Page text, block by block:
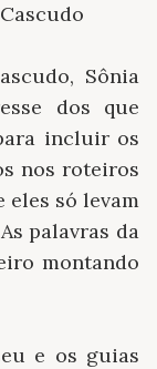
Sônia
dos que
incluir os
nos roteiros
eles só levam
palavras da
montando
e os guias